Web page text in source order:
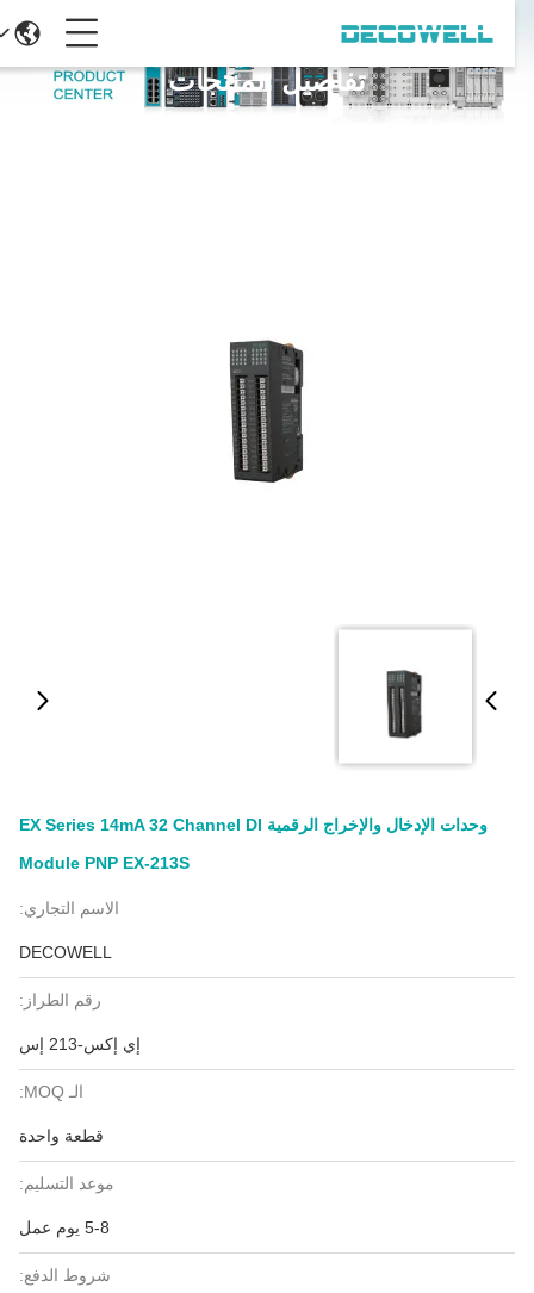
تفاصيل المنتجات
وحدات الإدخال والإخراج الرقمية EX Series 14mA 32 Channel DI
Module PNP EX-213S
الاسم التجاري:
DECOWELL
رقم الطراز:
إي إكس-213 إس
الـ MOQ:
قطعة واحدة
موعد التسليم:
5-8 يوم عمل
شروط الدفع: